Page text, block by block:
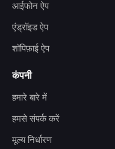
आईफोन ऐप
एंड्रॉइड ऐप
शॉपिफ़ाई ऐप
कंपनी
हमारे बारे में
हमसे संपर्क करें
मूल्य निर्धारण